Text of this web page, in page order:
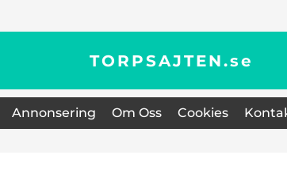
TORPSAJTEN.se
Annonsering Om Oss Cookies